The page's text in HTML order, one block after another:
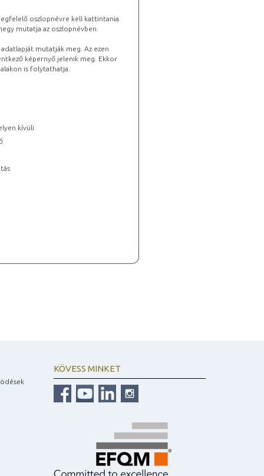
oszlopnévre kell kattintania
mutatja az oszlopnévben.
mutatják meg. Az ezen
képernyő jelenik meg. Ekkor
is folytathatja.
kívüli
KÖVESS MINKET